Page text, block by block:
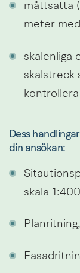
måttsatta
meter
skalenliga
skalstreck
Dess
din ansökan:
skala